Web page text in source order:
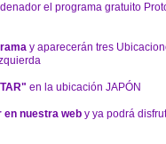
el programa gratuito
y aparecerán tres
en la ubicación JAPÓN
en nuestra web y ya podrá